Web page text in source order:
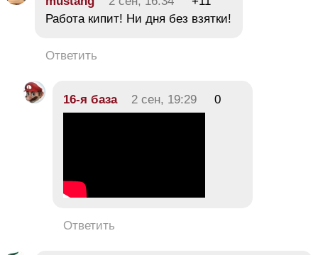
Работа кипит! Ни дня без взятки!
Ответить
16-я база 2 сен, 19:29 0
Ответить